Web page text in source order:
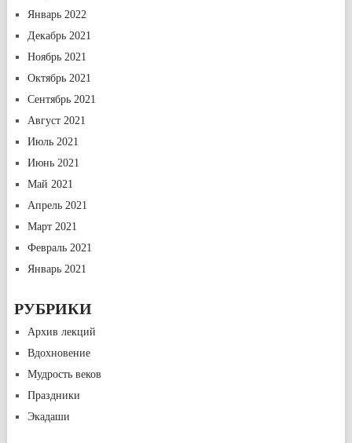
Январь 2022
Декабрь 2021
Ноябрь 2021
Октябрь 2021
Сентябрь 2021
Август 2021
Июль 2021
Июнь 2021
Май 2021
Апрель 2021
Март 2021
Февраль 2021
Январь 2021
РУБРИКИ
Архив лекций
Вдохновение
Мудрость веков
Праздники
Экадаши